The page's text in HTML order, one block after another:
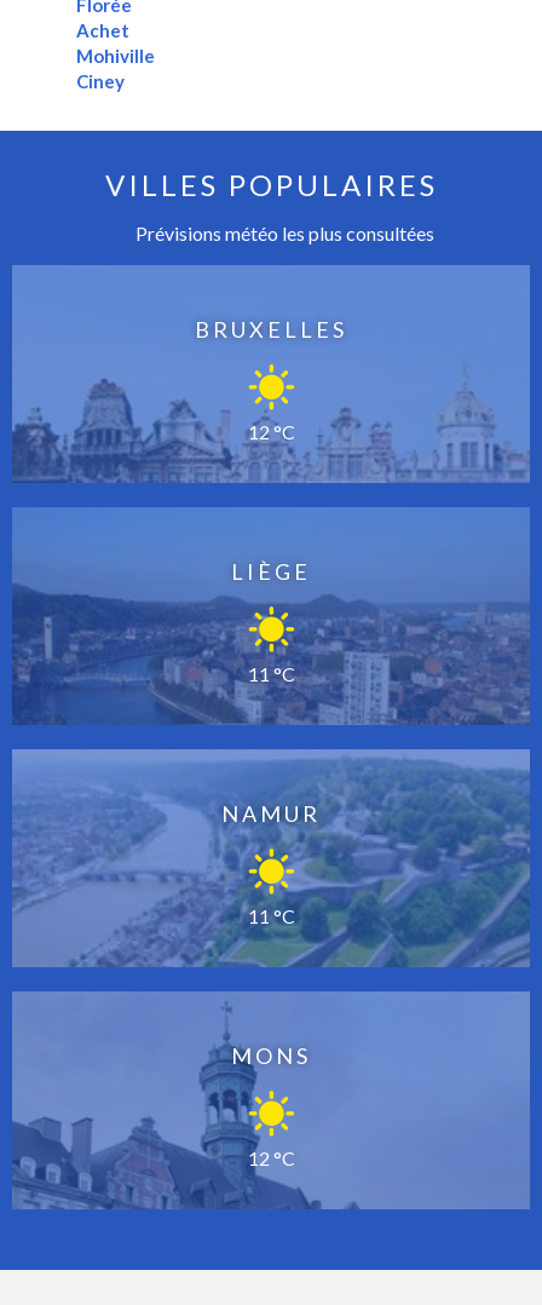
Florée
Achet
Mohiville
Ciney
VILLES POPULAIRES
Prévisions météo les plus consultées
BRUXELLES
12 °C
LIÈGE
11 °C
NAMUR
11 °C
MONS
12 °C